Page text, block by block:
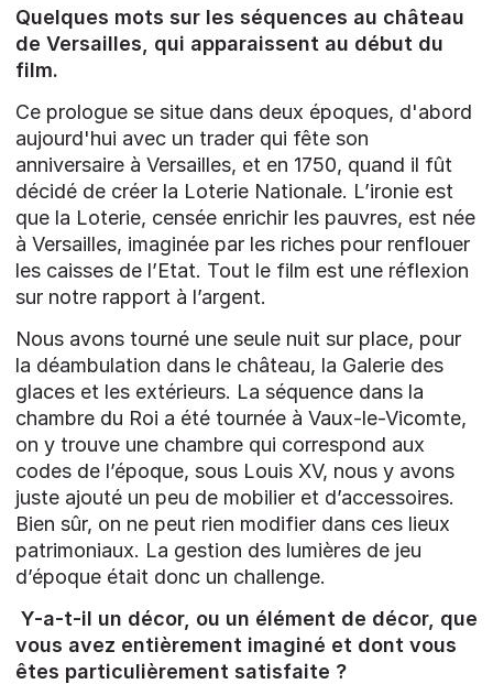
Quelques mots sur les séquences au château
de Versailles, qui apparaissent au début du
film.
Ce prologue se situe dans deux époques, d'abord
aujourd'hui avec un trader qui fête son
anniversaire à Versailles, et en 1750, quand il fût
décidé de créer la Loterie Nationale. L’ironie est
que la Loterie, censée enrichir les pauvres, est née
à Versailles, imaginée par les riches pour renflouer
les caisses de l’Etat. Tout le film est une réflexion
sur notre rapport à l’argent.
Nous avons tourné une seule nuit sur place, pour
la déambulation dans le château, la Galerie des
glaces et les extérieurs. La séquence dans la
chambre du Roi a été tournée à Vaux-le-Vicomte,
on y trouve une chambre qui correspond aux
codes de l’époque, sous Louis XV, nous y avons
juste ajouté un peu de mobilier et d’accessoires.
Bien sûr, on ne peut rien modifier dans ces lieux
patrimoniaux. La gestion des lumières de jeu
d’époque était donc un challenge.
Y-a-t-il un décor, ou un élément de décor, que
vous avez entièrement imaginé et dont vous
êtes particulièrement satisfaite ?